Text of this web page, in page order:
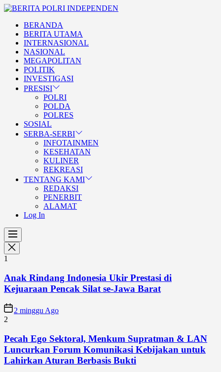
Skip
content
BERITA POLRI
INDEPENDEN
BERANDA
BERITA UTAMA
INTERNASIONAL
NASIONAL
MEGAPOLITAN
POLITIK
INVESTIGASI
PRESISI
POLRI
POLDA
POLRES
SOSIAL
SERBA-SERBI
INFOTAINMEN
KESEHATAN
KULINER
REKREASI
TENTANG KAMI
REDAKSI
PENERBIT
ALAMAT
Log In
1
Anak Rindang Indonesia Ukir Prestasi di
Kejuaraan Pencak Silat se-Jawa Barat
2 minggu Ago
2
Pecah Ego Sektoral, Menkum Supratman & LAN
Luncurkan Forum Komunikasi Kebijakan untuk
Lahirkan Aturan Berbasis Bukti